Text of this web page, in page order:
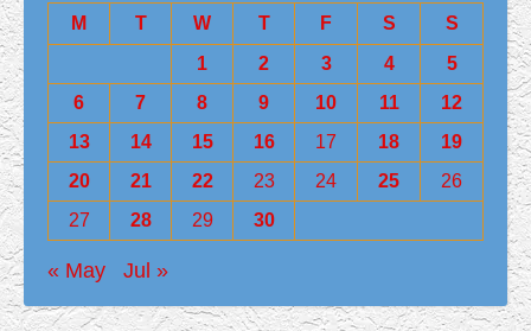
M T W T F S
S
1
2 3 4
5
6
7 8 9 10 11
12
13
14 15 16 17 18
19
20
21 22 23 24 25
26
27
28 29 30
« May Jul »